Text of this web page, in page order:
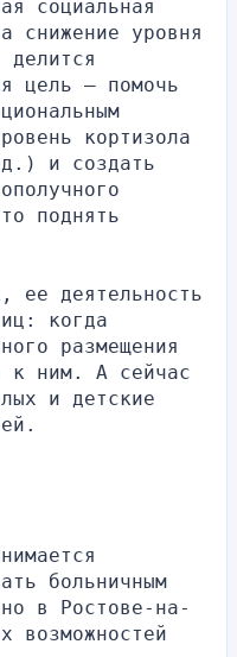
социальная
снижение уровня
цель — помочь
кортизола
и создать
поднять
ее деятельность
когда
размещения
к ним. А сейчас
и детские
больничным
в Ростове-на-
возможностей